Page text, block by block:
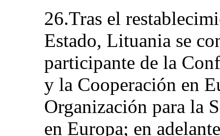
26.Tras el
Estado, Lituania se
participante de la
y la Cooperación en
Organización para la
en Europa; en